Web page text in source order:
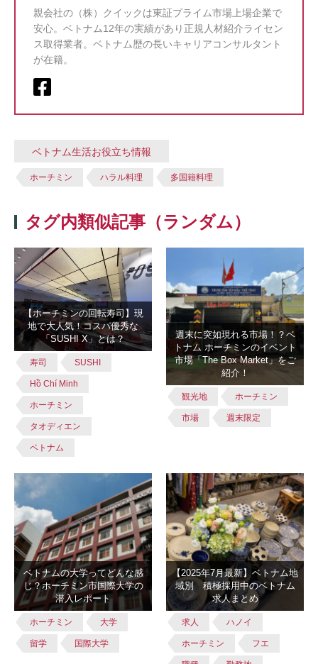
親会社の（株）クイックは東証プライム市場上場企業で
安心。ベトナム12年の実績があり正規人材紹介ライセン
ス取得業者。ベトナム歴の長いキャリアコンサルタント
が在籍。
ベトナム生活お役立ち情報
ホーチミン ハラル料理 多国籍料理
タグ内類似記事（ランダム）
【ホーチミンの回転寿司】現
地で大人気！コスパ優秀な
「SUSHI X」とは？
寿司 SUSHI
Hồ Chí Minh
ホーチミン
タオディエン
ベトナム
週末に突如現れる市場！？ベ
トナム ホーチミンのイベント
市場「The Box Market」をご
紹介！
観光地 ホーチミン
市場 週末限定
ベトナムの大学ってどんな感
じ？ホーチミン市国際大学の
潜入レポート
ホーチミン 大学
留学 国際大学
【2025年7月最新】ベトナム地
域別 積極採用中のベトナム
求人まとめ
求人 ハノイ
ホーチミン フエ